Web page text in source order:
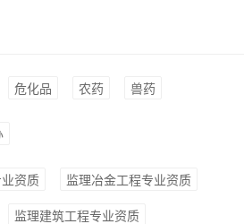
危化品 农药 兽药
资质 监理冶金工程专业资质
监理建筑工程专业资质